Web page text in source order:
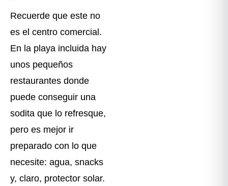
Recuerde que este no
es el centro comercial.
En la playa incluida hay
unos pequeños
restaurantes donde
puede conseguir una
sodita que lo refresque,
pero es mejor ir
preparado con lo que
necesite: agua, snacks
y, claro, protector solar.